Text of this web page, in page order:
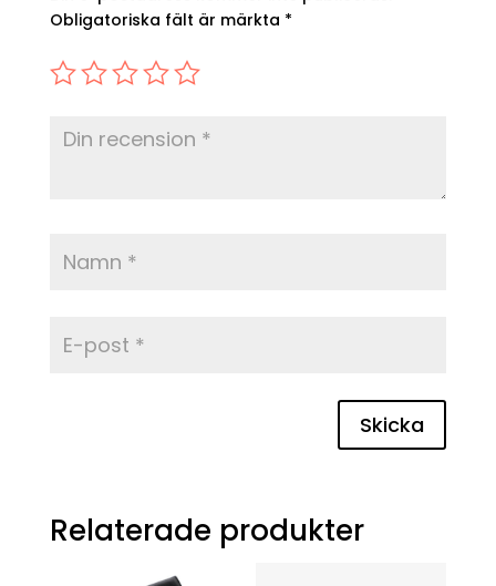
Obligatoriska fält är märkta *
Skicka
Relaterade produkter